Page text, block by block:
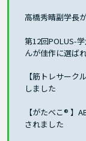
高橋秀晴副学長
第12回POLUS-
んが佳作に選ば
【筋トレサーク
しました
【がたべこ® 】
されました